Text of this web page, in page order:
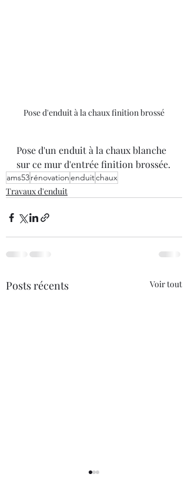
Pose d'enduit à la chaux finition brossé
Pose d'un enduit à la chaux blanche
sur ce mur d'entrée finition brossée.
ams53rénovationenduitchaux
Travaux d'enduit
Posts récents Voir tout